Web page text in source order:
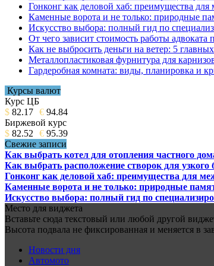
Гонконг как деловой хаб: преимущества для
Каменные ворота и не только: природные
Искусство выбора: полный гид по
От чего зависит стоимость работы адвоката
Как не выбросить деньги на ветер: 5
Металлопластиковая фурнитура для
Гардеробная комната: виды, планировка и
Курсы валют
Курс ЦБ
$ 82.17 € 94.84
Биржевой курс
$ 82.52 € 95.39
Свежие записи
Как выбрать котел для отопления частного
Как выбрать расположение створок для узкого
Гонконг как деловой хаб: преимущества для
Каменные ворота и не только: природные
Искусство выбора: полный гид по
Место для виджета
Вставьте сюда текстовый или любой другой
Высота подвала не фиксированная и меняется в
Новости дня
Автомото